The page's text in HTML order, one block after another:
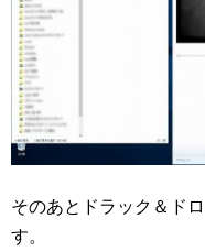
そのあとドラック＆ド
す。